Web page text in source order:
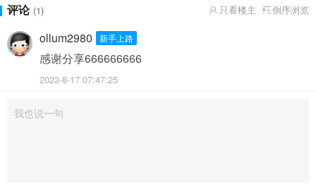
 只看楼主 倒序浏览
评论 (1)
ollum2980 新手上路
感谢分享666666666
2023-8-17 07:47:25